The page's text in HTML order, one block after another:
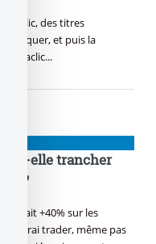
des titres
à cliquer, et puis la
putaclic...
elle trancher
?
fait +40% sur les
un vrai trader, même pas